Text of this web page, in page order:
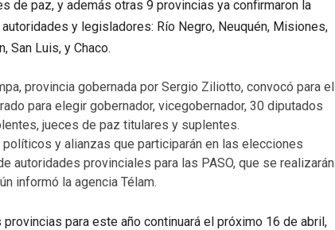
de paz, y además otras 9 provincias ya confirmaron la
y legisladores: Río Negro, Neuquén, Misiones,
San Luis, y Chaco.
provincia gobernada por Sergio Ziliotto, convocó para el
para elegir gobernador, vicegobernador, 30 diputados
jueces de paz titulares y suplentes.
y alianzas que participarán en las elecciones
autoridades provinciales para las PASO, que se realizarán
informó la agencia Télam.
para este año continuará el próximo 16 de abril,